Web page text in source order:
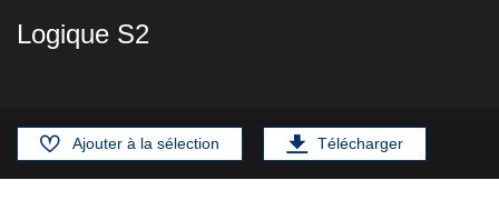
Logique S2
Ajouter à la sélection Télécharger